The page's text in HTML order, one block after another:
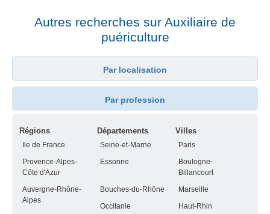
Autres recherches sur Auxiliaire de
puériculture
Par localisation
Par profession
Régions Départements Villes
Ile de France Seine-et-Marne
Paris
Provence-Alpes-
Côte d'Azur
Essonne
Boulogne-
Billancourt
Auvergne-Rhône-
Alpes
Bouches-du-Rhône
Marseille
Occitanie
Haut-Rhin